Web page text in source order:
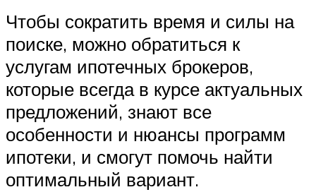
Чтобы сократить время и силы на
поиске, можно обратиться к
услугам ипотечных брокеров,
которые всегда в курсе актуальных
предложений, знают все
особенности и нюансы программ
ипотеки, и смогут помочь найти
оптимальный вариант.